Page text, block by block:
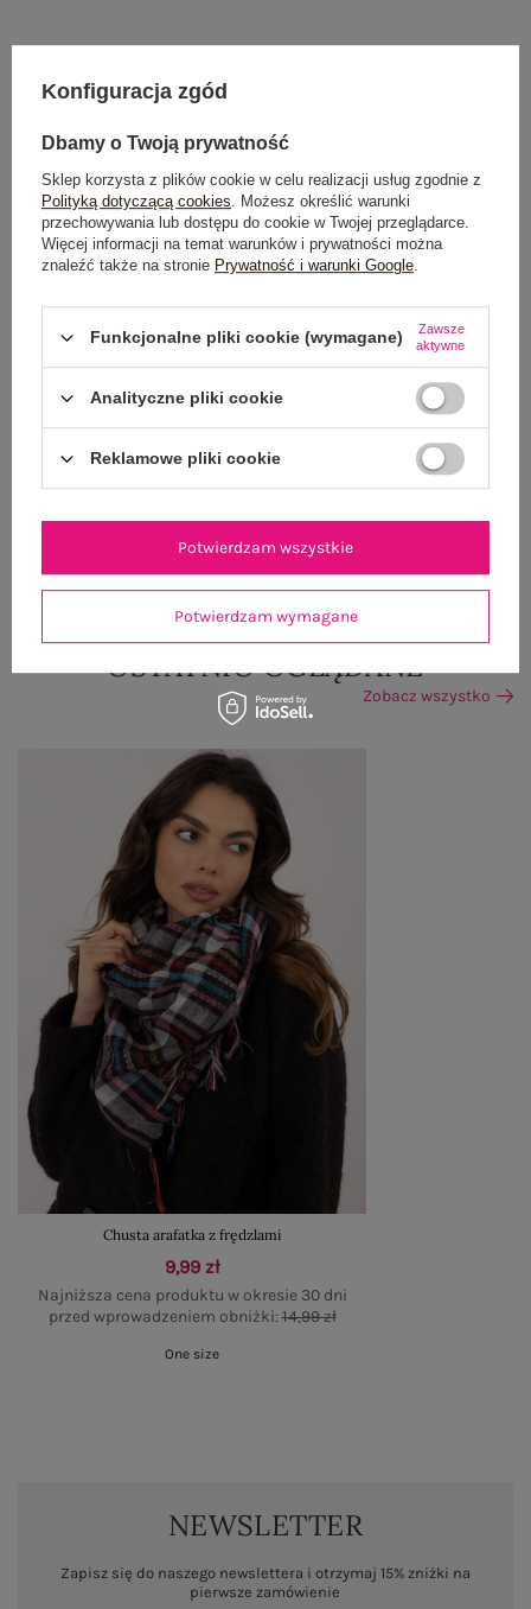
Dostawaod 7,99 zł
Do darmowej dostawy brakuje 200,00 zł
Wysyłkajutro
100 dni na zwrot
OPIS PRODUKTU
GŁÓWNE PARAMETRY
OPINIE O PRODUKCIE (3)
OSTATNIO OGLĄDANE
Zobacz wszystko
Chusta arafatka z frędzlami
9,99 zł
Najniższa cena produktu w okresie 30 dni
przed wprowadzeniem obniżki:14,99 zł
One size
NEWSLETTER
Zapisz się do naszego newslettera i otrzymaj 15% zniżki na
pierwsze zamówienie
Konfiguracja zgód
Dbamy o Twoją prywatność
Sklep korzysta z plików cookie w celu realizacji usług zgodnie z
Polityką dotyczącą cookies. Możesz określić warunki
przechowywania lub dostępu do cookie w Twojej przeglądarce.
Więcej informacji na temat warunków i prywatności można
znaleźć także na stronie Prywatność i warunki Google.
Funkcjonalne pliki cookie (wymagane)
Zawsze
aktywne
Analityczne pliki cookie
Reklamowe pliki cookie
Potwierdzam wymagane
Potwierdzam wszystkie